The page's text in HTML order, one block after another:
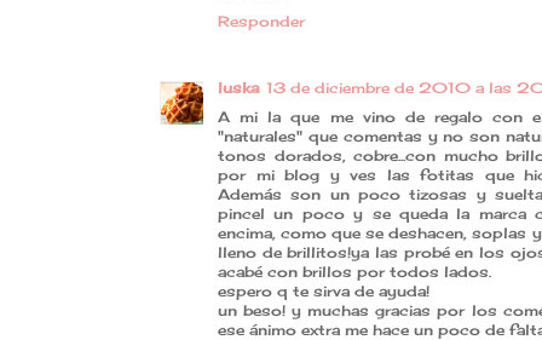
Responder
luska 13 de diciembre de 2010 a las
A mi la que me vino de regalo con
"naturales" que comentas y no son
tonos dorados, cobre...con mucho
por mi blog y ves las fotitas que
Además son un poco tizosas y
pincel un poco y se queda la marca
encima, como que se deshacen, soplas
lleno de brillitos!ya las probé en los
acabé con brillos por todos lados.
espero q te sirva de ayuda!
un beso! y muchas gracias por los
ese ánimo extra me hace un poco de